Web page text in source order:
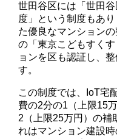
世田谷区には「世田
度」という制度もあ
た優良なマンション
の「東京こどもすく
ョンを区も認証し、
す。
この制度では、IoT宅
費の2分の1（上限15
2（上限25万円）の補
れはマンション建設